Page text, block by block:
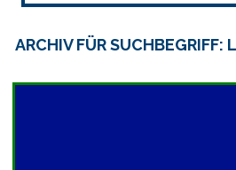
ARCHIV FÜR SUCHBEGRIFF: